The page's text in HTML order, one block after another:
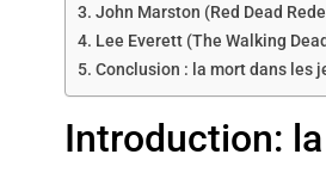
John Marston (Red Dead
Lee Everett (The Walking
Conclusion : la mort dans les
Introduction: